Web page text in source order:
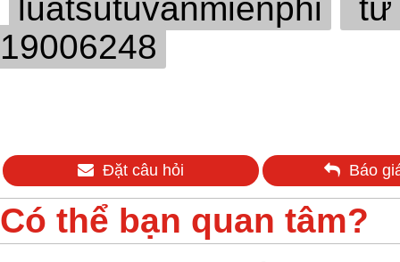
luatsutuvanmienphi
tư
19006248
Đặt câu hỏi Báo
Có thể bạn quan tâm?